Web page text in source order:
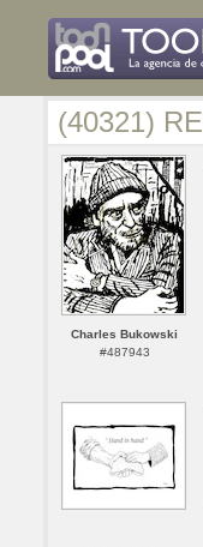
(40321)
Charles Bukowski
#487943